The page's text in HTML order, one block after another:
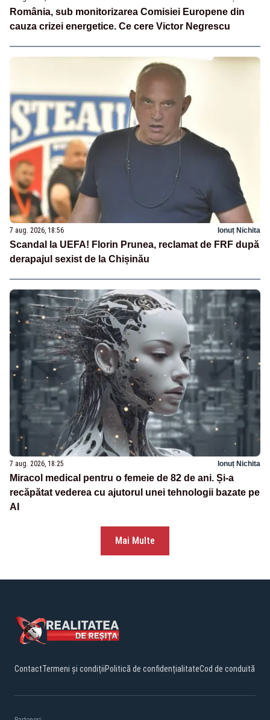
România, sub monitorizarea Comisiei Europene din
cauza crizei energetice. Ce cere Victor Negrescu
7 aug. 2026, 18:56 Ionuț Nichita
Scandal la UEFA! Florin Prunea, reclamat de FRF după
derapajul sexist de la Chișinău
7 aug. 2026, 18:25 Ionuț Nichita
Miracol medical pentru o femeie de 82 de ani. Și-a
recăpătat vederea cu ajutorul unei tehnologii bazate pe
AI
Mai Multe
ContactTermeni și condițiiPolitică de confidențialitateCod de conduită